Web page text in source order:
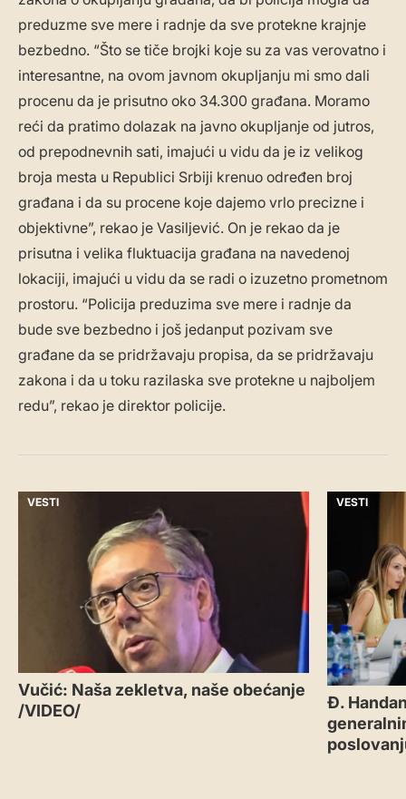
preduzme sve mere i radnje da sve protekne krajnje
bezbedno. “Što se tiče brojki koje su za vas verovatno i
interesantne, na ovom javnom okupljanju mi smo dali
procenu da je prisutno oko 34.300 građana. Moramo
reći da pratimo dolazak na javno okupljanje od jutros,
od prepodnevnih sati, imajući u vidu da je iz velikog
broja mesta u Republici Srbiji krenuo određen broj
građana i da su procene koje dajemo vrlo precizne i
objektivne”, rekao je Vasiljević. On je rekao da je
prisutna i velika fluktuacija građana na navedenoj
lokaciji, imajući u vidu da se radi o izuzetno prometnom
prostoru. “Policija preduzima sve mere i radnje da
bude sve bezbedno i još jedanput pozivam sve
građane da se pridržavaju propisa, da se pridržavaju
zakona i da u toku razilaska sve protekne u najboljem
redu”, rekao je direktor policije.
VESTI
Vučić: Naša zekletva, naše obećanje
/VIDEO/
VESTI
Đ.